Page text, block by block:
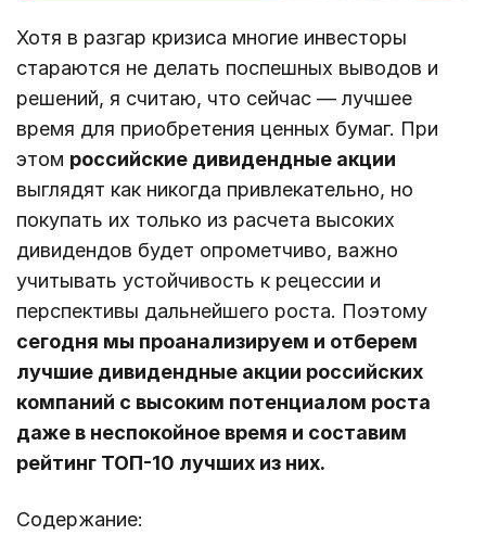
Хотя в разгар кризиса многие инвесторы
стараются не делать поспешных выводов и
решений, я считаю, что сейчас — лучшее
время для приобретения ценных бумаг. При
этом российские дивидендные акции
выглядят как никогда привлекательно, но
покупать их только из расчета высоких
дивидендов будет опрометчиво, важно
учитывать устойчивость к рецессии и
перспективы дальнейшего роста. Поэтому
сегодня мы проанализируем и отберем
лучшие дивидендные акции российских
компаний с высоким потенциалом роста
даже в неспокойное время и составим
рейтинг ТОП-10 лучших из них.
Содержание: